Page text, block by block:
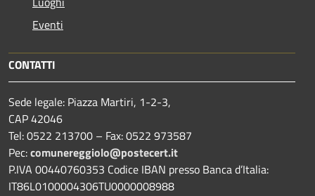
Eventi
CONTATTI
Sede legale: Piazza Martiri, 1-2-3,
CAP 42046
Tel: 0522 213700 – Fax: 0522 973587
Pec:comunereggiolo@postecert.it
P.IVA 00440760353 Codice IBAN presso Banca d’Italia:
IT86L0100004306TU0000008988